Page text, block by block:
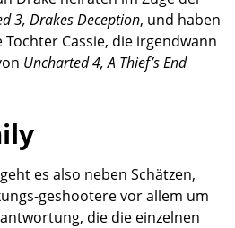
3, Drakes Deception, und haben
Cassie, die irgendwann
Uncharted 4, A Thief’s End
es also neben Schätzen,
geshootere vor allem um
die die einzelnen